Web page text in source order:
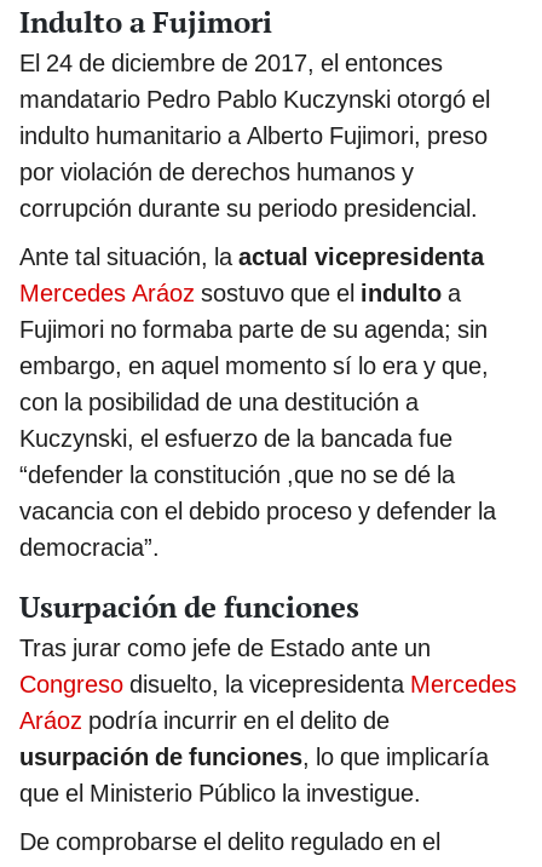
Indulto a Fujimori
El 24 de diciembre de 2017, el entonces
mandatario Pedro Pablo Kuczynski otorgó el
indulto humanitario a Alberto Fujimori, preso
por violación de derechos humanos y
corrupción durante su periodo presidencial.
Ante tal situación, laactual vicepresidenta
Mercedes Aráoz sostuvo que el indulto a
Fujimori no formaba parte de su agenda; sin
embargo, en aquel momento sí lo era y que,
con la posibilidad de una destitución a
Kuczynski, el esfuerzo de la bancada fue
“defender la constitución ,que no se dé la
vacancia con el debido proceso y defender la
democracia”.
Usurpación de funciones
Tras jurar como jefe de Estado ante un
Congreso disuelto, la vicepresidenta Mercedes
Aráoz podría incurrir en el delito de
usurpación de funciones, lo que implicaría
que el Ministerio Público la investigue.
De comprobarse el delito regulado en el